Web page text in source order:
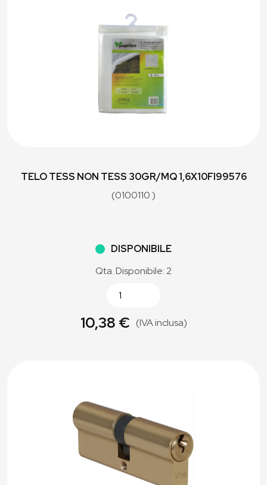
TELO TESS NON TESS 30GR/MQ 1,6X10FI99576
(0100110 )
DISPONIBILE
Qta. Disponibile: 2
10,38 € (IVA inclusa)